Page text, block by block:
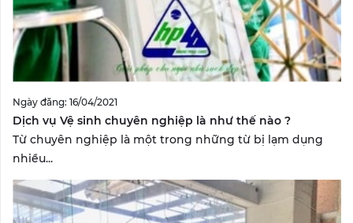
Ngày đăng: 16/04/2021
Dịch vụ Vệ sinh chuyên nghiệp là như thế nào ?
Từ chuyên nghiệp là một trong những từ bị lạm dụng
nhiều...